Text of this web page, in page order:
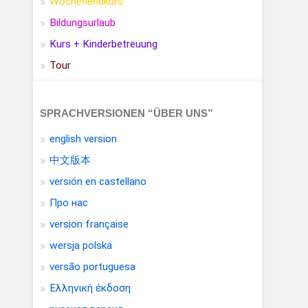
Bildungsurlaub
Kurs + Kinderbetreuung
Tour
SPRACHVERSIONEN “ÜBER UNS”
english version
中文版本
versión en castellano
Про нас
version française
wersja polska
versão portuguesa
Ελληνική έκδοση